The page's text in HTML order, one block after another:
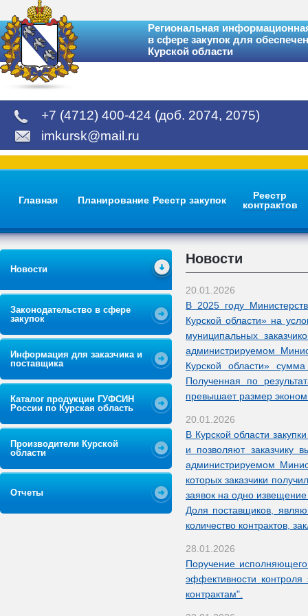
Региональная
в сфере закупок для
Курской области
+7 (4712) 400-424 (доб. 2074, 2075)
imkursk@mail.ru
Главная Планирование Реестр закупок
Реестр
контрактов
Новости
Законодательство в сфере
закупок
Информация для заказчика и
поставщика
Каталог продукции ГУФСИН
России по Курская область
Производители Курской
области
Отчеты
Новости
20.01.2026
В 2025 году
Курской области» на
муниципальных
администрируемом
Курской области»
Полученная по
превышает размер
20.01.2026
В Курской области
и позволяют заказчику
администрируемом
которых заказчики
заявок на одно извещение
Доля поставщиков,
количество контрактов,
28.01.2026
Поручение
эффективности
контрактам".